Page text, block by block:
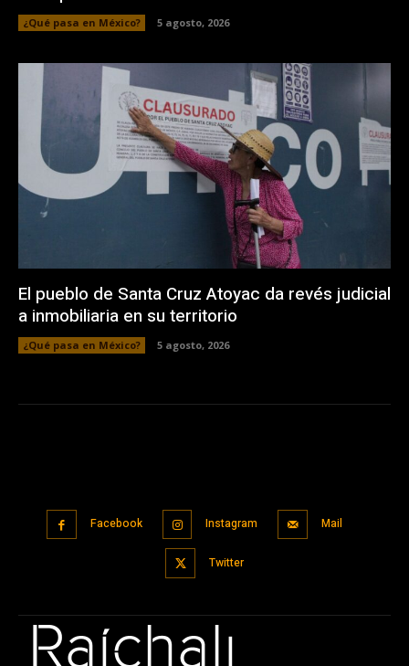
¿Qué pasa en México? 5 agosto, 2026
El pueblo de Santa Cruz Atoyac da revés judicial
a inmobiliaria en su territorio
¿Qué pasa en México? 5 agosto, 2026
Facebook Instagram Mail
Twitter